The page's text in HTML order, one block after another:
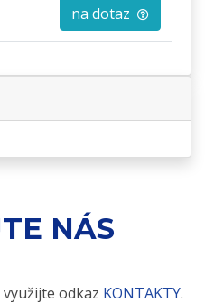
na dotaz
NÁS
odkaz KONTAKTY.